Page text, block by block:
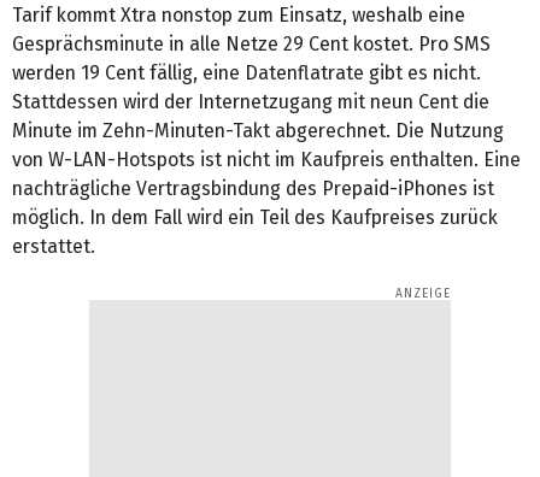
Tarif kommt Xtra nonstop zum Einsatz, weshalb eine
Gesprächsminute in alle Netze 29 Cent kostet. Pro SMS
werden 19 Cent fällig, eine Datenflatrate gibt es nicht.
Stattdessen wird der Internetzugang mit neun Cent die
Minute im Zehn-Minuten-Takt abgerechnet. Die Nutzung
von W-LAN-Hotspots ist nicht im Kaufpreis enthalten. Eine
nachträgliche Vertragsbindung des Prepaid-iPhones ist
möglich. In dem Fall wird ein Teil des Kaufpreises zurück
erstattet.